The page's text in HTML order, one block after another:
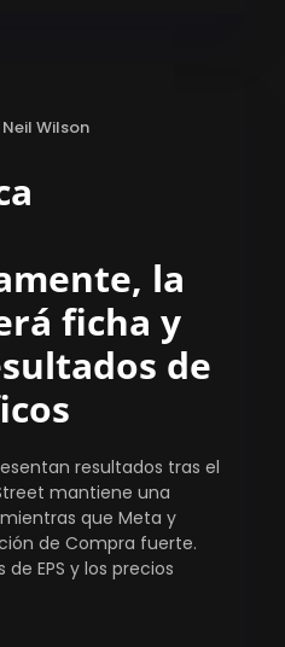
Wilson
la
ficha y
de
resultados tras el
mantiene una
que Meta y
de Compra fuerte.
EPS y los precios